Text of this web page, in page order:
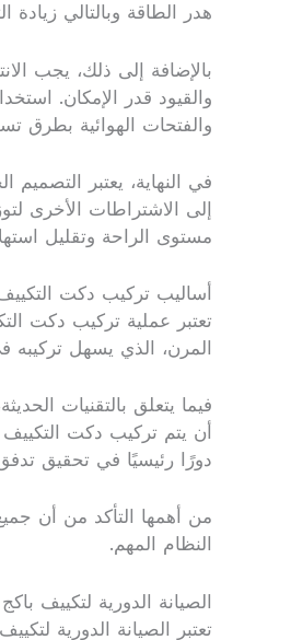
هدر الطاقة وبالتالي
بالإضافة إلى ذلك، يجب
والقيود قدر الإمكان.
والفتحات الهوائية بطرق
في النهاية، يعتبر
إلى الاشتراطات الأخرى
مستوى الراحة وتقليل
أساليب تركيب دكت
تعتبر عملية تركيب دكت
المرن، الذي يسهل تركيبه
فيما يتعلق بالتقنيات
أن يتم تركيب دكت
دورًا رئيسيًا في تحقيق
من أهمها التأكد من أن
النظام المهم.
الصيانة الدورية لتكييف باكج
تعتبر الصيانة الدورية